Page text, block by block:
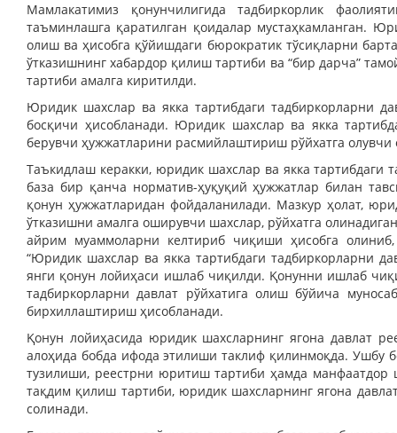
Мамлакатимиз қонунчилигида тадбиркорлик
таъминлашга қаратилган қоидалар мустаҳкамланган.
олиш ва ҳисобга қўйишдаги бюрократик тўсиқларни
ўтказишнинг хабардор қилиш тартиби ва “бир дарча”
тартиби амалга киритилди.
Юридик шахслар ва якка тартибдаги тадбиркорларни
босқичи ҳисобланади. Юридик шахслар ва якка
берувчи ҳужжатларини расмийлаштириш рўйхатга
Таъкидлаш керакки, юридик шахслар ва якка тартибдаги
база бир қанча норматив-ҳуқуқий ҳужжатлар билан
қонун ҳужжатларидан фойдаланилади. Мазкур ҳолат,
ўтказишни амалга оширувчи шахслар, рўйхатга
айрим муаммоларни келтириб чиқиши ҳисобга
“Юридик шахслар ва якка тартибдаги тадбиркорларни
янги қонун лойиҳаси ишлаб чиқилди. Қонунни ишлаб
тадбиркорларни давлат рўйхатига олиш бўйича
бирхиллаштириш ҳисобланади.
Қонун лойиҳасида юридик шахсларнинг ягона давлат
алоҳида бобда ифода этилиши таклиф қилинмоқда. Ушбу
тузилиши, реестрни юритиш тартиби ҳамда манфаатдор
тақдим қилиш тартиби, юридик шахсларнинг ягона
солинади.